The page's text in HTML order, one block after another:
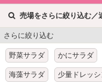
売場をさらに絞り込む／
さらに絞り込む
野菜サラダ かにサラダ
海藻サラダ 少量ドレッ